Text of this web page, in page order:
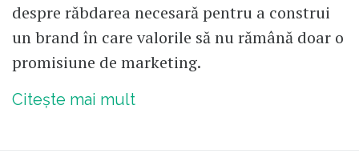
despre răbdarea necesară pentru a construi
un brand în care valorile să nu rămână doar o
promisiune de marketing.
Citește mai mult